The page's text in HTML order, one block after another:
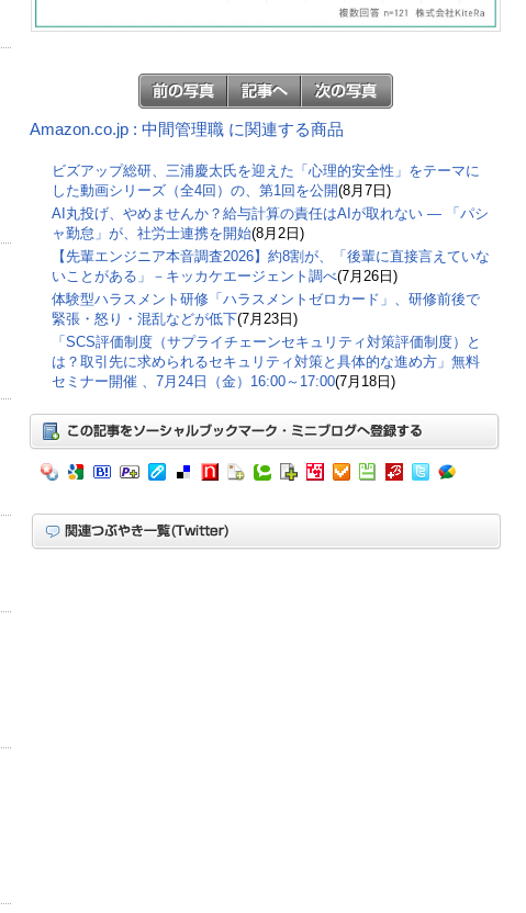
Amazon.co.jp : 中間管理職 に関連する商品
ビズアップ総研、三浦慶太氏を迎えた「心理的安全性」をテーマに
した動画シリーズ（全4回）の、第1回を公開(8月7日)
AI丸投げ、やめませんか？給与計算の責任はAIが取れない ― 「パシ
ャ勤怠」が、社労士連携を開始(8月2日)
【先輩エンジニア本音調査2026】約8割が、「後輩に直接言えていな
いことがある」－キッカケエージェント調べ(7月26日)
体験型ハラスメント研修「ハラスメントゼロカード」、研修前後で
緊張・怒り・混乱などが低下(7月23日)
「SCS評価制度（サプライチェーンセキュリティ対策評価制度）と
は？取引先に求められるセキュリティ対策と具体的な進め方」無料
セミナー開催 、7月24日（金）16:00～17:00(7月18日)